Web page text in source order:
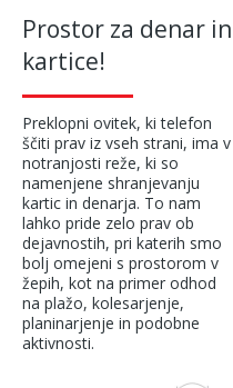
Prostor za denar in
kartice!
Preklopni ovitek, ki telefon
ščiti prav iz vseh strani, ima v
notranjosti reže, ki so
namenjene shranjevanju
kartic in denarja. To nam
lahko pride zelo prav ob
dejavnostih, pri katerih smo
bolj omejeni s prostorom v
žepih, kot na primer odhod
na plažo, kolesarjenje,
planinarjenje in podobne
aktivnosti.